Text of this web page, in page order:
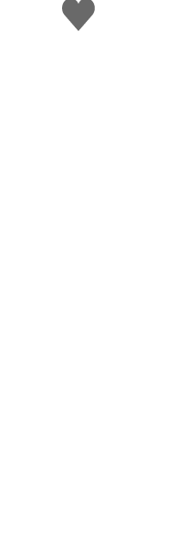
Me
gusta